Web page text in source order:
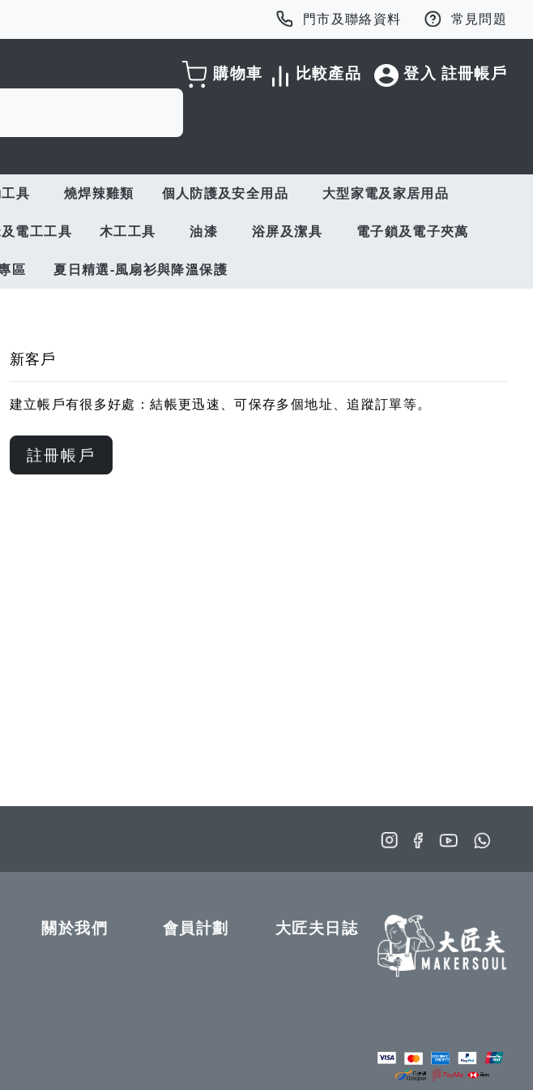
門市及聯絡資料 常見問題
登入 註冊帳戶
比較產品
購物車
具 燒焊辣雞類 個人防護及安全用品 大型家電及家居用品
電工工具 木工工具 油漆 浴屏及潔具 電子鎖及電子夾萬
區 夏日精選-風扇衫與降溫保護
新客戶
建立帳戶有很多好處：結帳更迅速、可保存多個地址、追蹤訂單等。
註冊帳戶
關於我們 會員計劃
大匠夫日誌